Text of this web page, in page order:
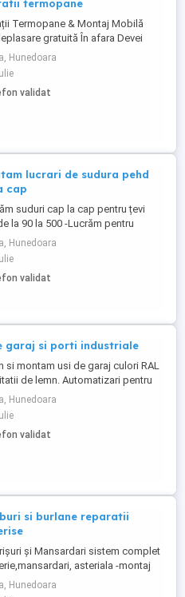
termopane
Termopane & Montaj Mobilă
gratuită În afara Devei
Termopane Reglaj + ungere
50 60 lei Schimb mâner: 40 50
balama: 50 70 lei Schimb
12 20 lei metru Etanșări eliminare
Hunedoara
validat
lucrari de sudura pehd
cap
suduri cap la cap pentru țevi
la 90 la 500 -Lucrăm pentru
de alimentare cu apa -Deținem
lucrări complete excavatoare
în diferite județe -Putem
montaj complet: săpătură,
Hunedoara
validat
garaj si porti industriale
si montam usi de garaj culori RAL
de lemn. Automatizari pentru
Asiguram service in garantie si
Va asteptam cu placere in
de prezentare Usi si Ferestre
str. M Viteazul, bl. 40, parter.
Hunedoara
validat
si burlane reparatii
și Mansardari sistem complet
asteriala -montaj
tigla metalica Montaj invelitori
-reparatii acoperis tigla
Hunedoara